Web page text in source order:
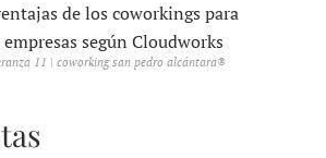
de los coworkings para
empresas según Cloudworks
11 | coworking san pedro alcántara®